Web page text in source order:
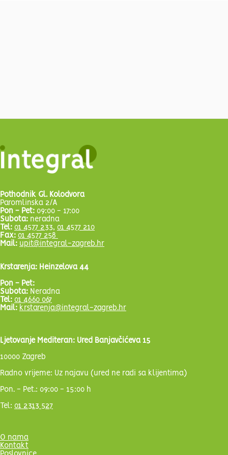
Pothodnik Gl. Kolodvora
Paromlinska 2/A
Pon - Pet: 09:00 - 17:00
Subota: neradna
Tel: 01 4577 233, 01 4577 210
Fax: 01 4577 258
Mail: upit@integral-zagreb.hr
Krstarenja: Heinzelova 44
Pon - Pet:
Subota: Neradna
Tel: 01 4660 067
Mail: krstarenja@integral-zagreb.hr
Ljetovanje Mediteran: Ured Banjavčićeva 15
10000 Zagreb
Radno vrijeme: Uz najavu (ured ne radi sa klijentima)
Pon. - Pet.: 09:00 - 15:00 h
Tel: 01 2313 527
O nama
Kontakt